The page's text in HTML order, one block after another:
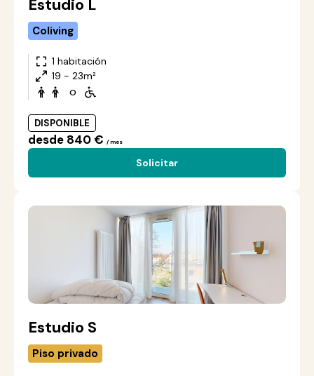
Estudio L
Coliving
1 habitación
19 - 23m²
o
DISPONIBLE
desde 840 € / mes
Solicitar
Estudio S
Piso privado